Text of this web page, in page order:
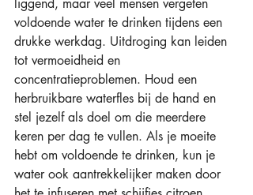
liggend, maar veel mensen vergeten
voldoende water te drinken tijdens een
drukke werkdag. Uitdroging kan leiden
tot vermoeidheid en
concentratieproblemen. Houd een
herbruikbare waterfles bij de hand en
stel jezelf als doel om die meerdere
keren per dag te vullen. Als je moeite
hebt om voldoende te drinken, kun je
water ook aantrekkelijker maken door